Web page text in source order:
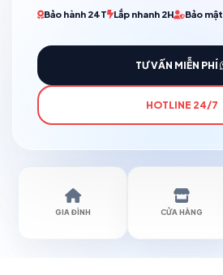
Bảo hành 24T Lắp nhanh 2H Bảo mật
TƯ VẤN MIỄN PHÍ
HOTLINE 24/7
GIA ĐÌNH CỬA HÀNG